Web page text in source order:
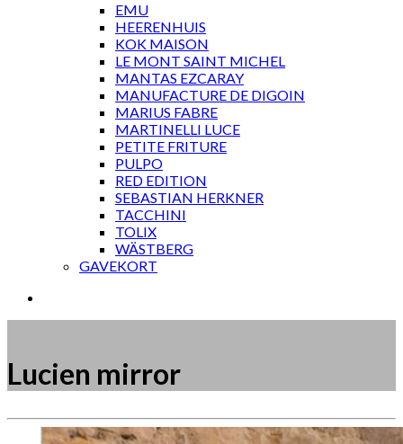
EMU
HEERENHUIS
KOK MAISON
LE MONT SAINT MICHEL
MANTAS EZCARAY
MANUFACTURE DE DIGOIN
MARIUS FABRE
MARTINELLI LUCE
PETITE FRITURE
PULPO
RED EDITION
SEBASTIAN HERKNER
TACCHINI
TOLIX
WÄSTBERG
GAVEKORT
Lucien mirror
Måske kunne nogle af disse produkter have din